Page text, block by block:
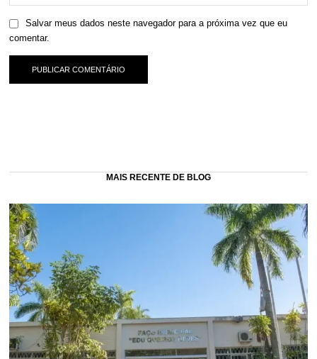
Salvar meus dados neste navegador para a próxima vez que eu
comentar.
MAIS RECENTE DE BLOG